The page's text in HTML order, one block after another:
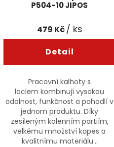
P504-10 JIPOS
479 Kč/ ks
Pracovní kalhoty s
laclem kombinují vysokou
odolnost, funkčnost a pohodlí v
jednom produktu. Díky
zesíleným kolenním partiím,
velkému množství kapes a
kvalitnímu materiálu...